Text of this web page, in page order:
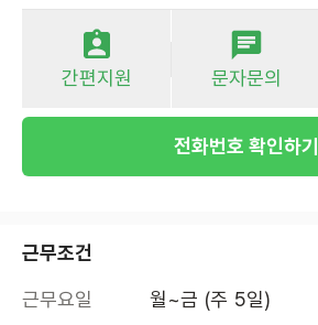
간편지원 문자문의
전화번호 확인하기
근무조건
근무요일
월~금 (주 5일)